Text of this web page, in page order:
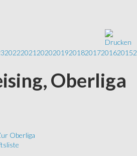
20222021 202020192018201720162015
Oberliga
Oberliga